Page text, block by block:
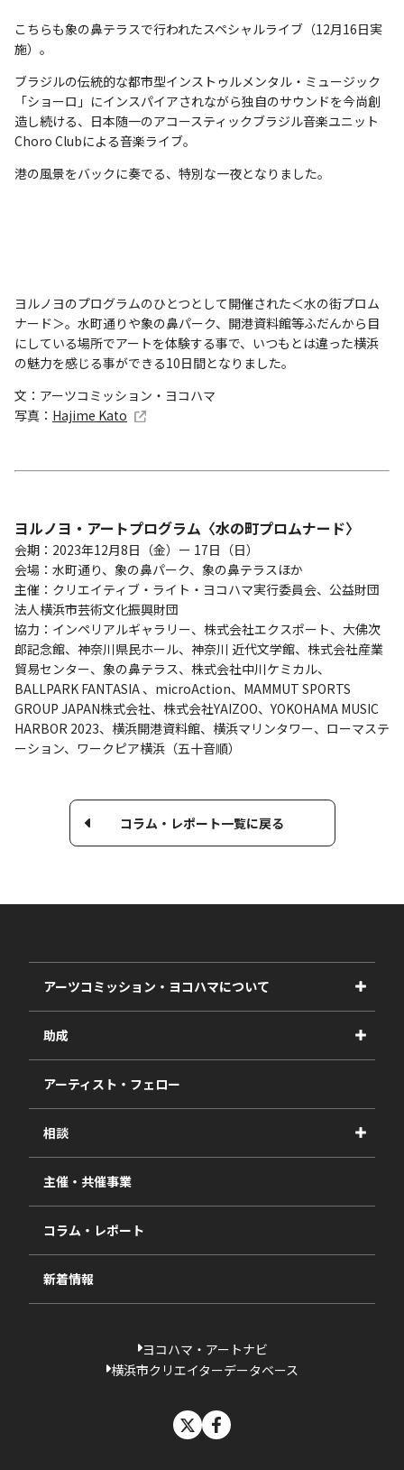
こちらも象の鼻テラスで行われたスペシャルライブ（12月16日実
施）。
ブラジルの伝統的な都市型インストゥルメンタル・ミュージック
「ショーロ」にインスパイアされながら独自のサウンドを今尚創
造し続ける、日本随一のアコースティックブラジル音楽ユニット
Choro Clubによる音楽ライブ。
港の風景をバックに奏でる、特別な一夜となりました。
ヨルノヨのプログラムのひとつとして開催された＜水の街プロム
ナード＞。水町通りや象の鼻パーク、開港資料館等ふだんから目
にしている場所でアートを体験する事で、いつもとは違った横浜
の魅力を感じる事ができる10日間となりました。
文：アーツコミッション・ヨコハマ
写真： Hajime Kato
ヨルノヨ・アートプログラム〈水の町プロムナード〉
会期：2023年12月8日（金）ー 17日（日）
会場：水町通り、象の鼻パーク、象の鼻テラスほか
主催：クリエイティブ・ライト・ヨコハマ実行委員会、公益財団
法人横浜市芸術文化振興財団
協力：インペリアルギャラリー、株式会社エクスポート、⼤佛次
郎記念館、神奈川県⺠ホール、神奈川 近代⽂学館、株式会社産業
貿易センター、象の⿐テラス、株式会社中川ケミカル、
BALLPARK FANTASIA 、microAction、MAMMUT SPORTS
GROUP JAPAN株式会社、株式会社YAIZOO、YOKOHAMA MUSIC
HARBOR 2023、横浜開港資料館、横浜マリンタワー、ローマステ
ーション、ワークピア横浜（五十音順）
コラム・レポート一覧に戻る
アーツコミッション・ヨコハマについて
事業紹介
事業報告書
助成
2027年度
2026年度
2025年度
2024年度
2023年度
過去の採択一覧
アーティスト・フェロー
相談
視察・ヒアリング・研究
相談依頼フォーム
主催・共催事業
コラム・レポート
新着情報
ヨコハマ・アートナビ
横浜市クリエイターデータベース